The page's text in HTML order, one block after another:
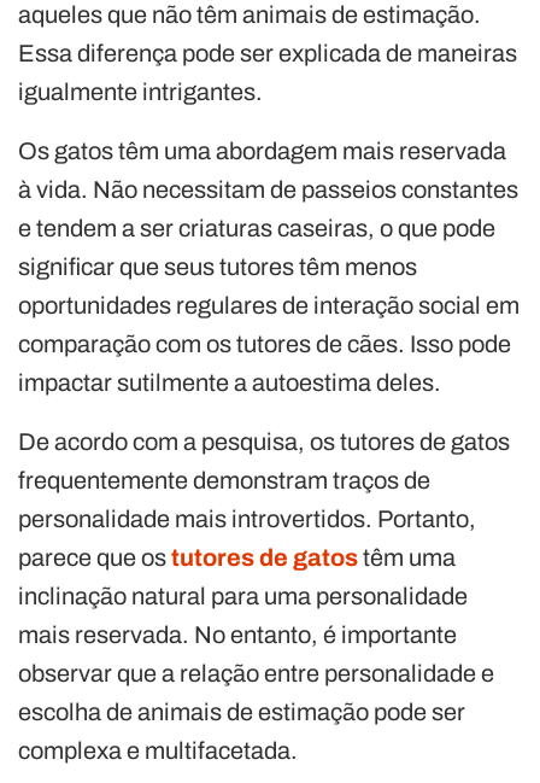
aqueles que não têm animais de estimação.
Essa diferença pode ser explicada de maneiras
igualmente intrigantes.
Os gatos têm uma abordagem mais reservada
à vida. Não necessitam de passeios constantes
e tendem a ser criaturas caseiras, o que pode
significar que seus tutores têm menos
oportunidades regulares de interação social em
comparação com os tutores de cães. Isso pode
impactar sutilmente a autoestima deles.
De acordo com a pesquisa, os tutores de gatos
frequentemente demonstram traços de
personalidade mais introvertidos. Portanto,
parece que ostutores de gatostêm uma
inclinação natural para uma personalidade
mais reservada. No entanto, é importante
observar que a relação entre personalidade e
escolha de animais de estimação pode ser
complexa e multifacetada.